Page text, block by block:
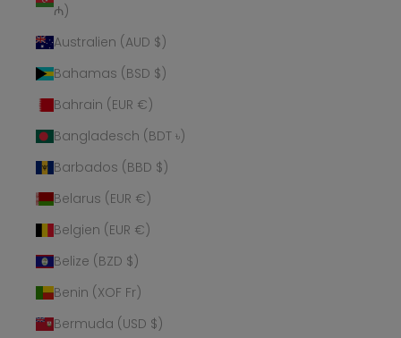
₼)
Australien (AUD $)
Bahamas (BSD $)
Bahrain (EUR €)
Bangladesch (BDT ৳)
Barbados (BBD $)
Belarus (EUR €)
Belgien (EUR €)
Belize (BZD $)
Benin (XOF Fr)
Bermuda (USD $)